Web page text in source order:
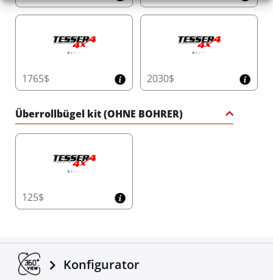
3410$ 2810$
Überrollbügel kit (OHNE BOHRER)